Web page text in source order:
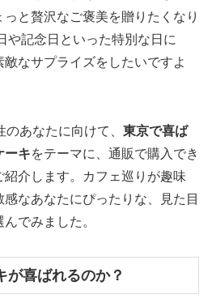
と贅沢なご褒美を贈りたくなり
や記念日といった特別な日に
なサプライズをしたいですよ
あなたに向けて、 東京で喜ば
ーキをテーマに、通販で購入でき
介します。カフェ巡りが趣味
なあなたにぴったりな、見た目
でみました。
が喜ばれるのか？